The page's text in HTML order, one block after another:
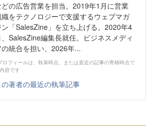
どの広告営業を担当。2019年1月に営業
をテクノロジーで支援するウェブマガ
ン「SalesZine」を立ち上げる。2020年4
、SalesZine編集長就任。ビジネスメディ
の統合を担い、2026年...
ロフィールは、執筆時点、または直近の記事の寄稿時点で
容です
の著者の最近の執筆記事